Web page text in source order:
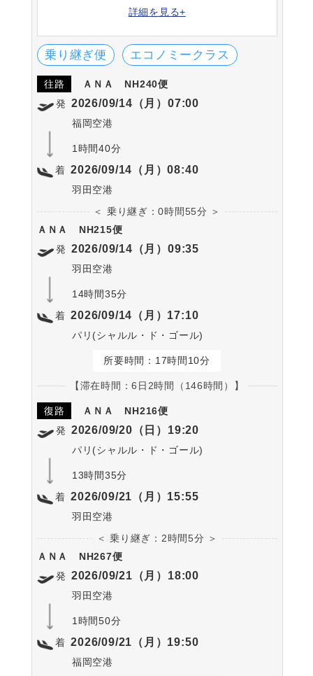
に次々と路線を増やしています。シートや機
SKYTRAX社における「ワールド・エアライ
ン・スター・レーディング」の5-STARに何度
も選出されています。
詳細を見る+
乗り継ぎ便 エコノミークラス
往路 ＡＮＡ
NH240便
発 2026/09/14（月）07:00
福岡空港
1時間40分
着 2026/09/14（月）08:40
羽田空港
＜ 乗り継ぎ：0時間55分 ＞
ＡＮＡ
NH215便
発 2026/09/14（月）09:35
羽田空港
14時間35分
着 2026/09/14（月）17:10
パリ(シャルル・ド・ゴール)
所要時間：17時間10分
【滞在時間：6日2時間（146時間）】
復路 ＡＮＡ
NH216便
発 2026/09/20（日）19:20
パリ(シャルル・ド・ゴール)
13時間35分
着 2026/09/21（月）15:55
羽田空港
＜ 乗り継ぎ：2時間5分 ＞
ＡＮＡ
NH267便
発 2026/09/21（月）18:00
羽田空港
1時間50分
着 2026/09/21（月）19:50
福岡空港